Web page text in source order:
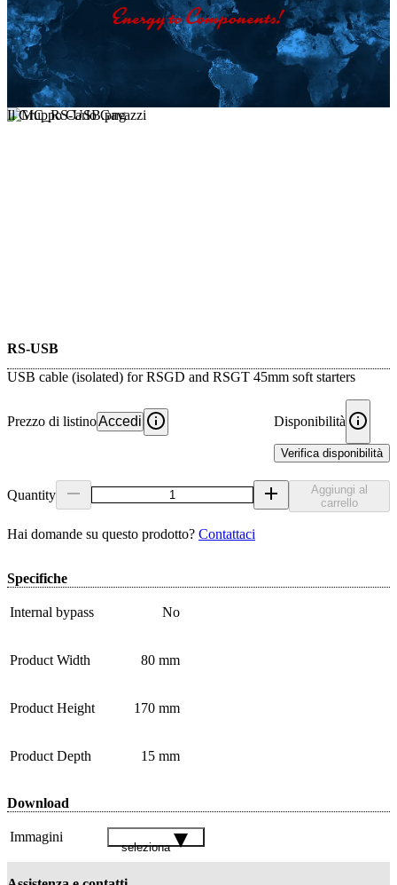
Il Gruppo Carlo Gavazzi
RS-USB
USB cable (isolated) for RSGD and RSGT 45mm soft starters
Prezzo di listinoAccedi Disponibilità
Verifica disponibilità
Quantity
Aggiungi al
carrello
Hai domande su questo prodotto? Contattaci
Specifiche
Internal bypass No
Product Width 80 mm
Product Height 170 mm
Product Depth 15 mm
Download
Immagini
seleziona